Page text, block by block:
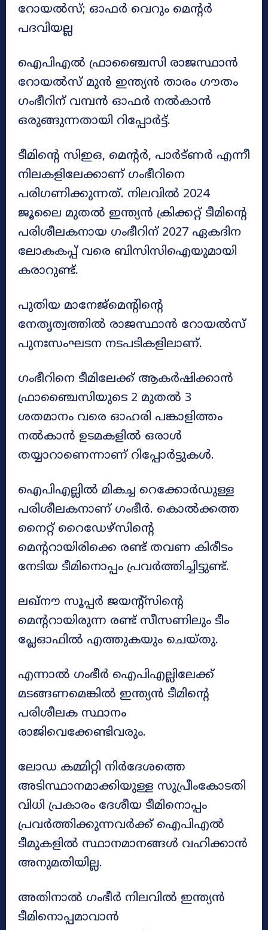
റോയൽസ്; ഓഫർ വെറും മെന്റർ
പദവിയല്ല
ഐപിഎൽ ഫ്രാഞ്ചൈസി രാജസ്ഥാൻ
റോയൽസ് മുൻ ഇന്ത്യൻ താരം ഗൗതം
ഗംഭീറിന് വമ്പൻ ഓഫർ നൽകാൻ
ഒരുങ്ങുന്നതായി റിപ്പോർട്ട്.
ടീമിന്റെ സിഇഒ, മെന്റർ, പാർട്ണർ എന്നീ
നിലകളിലേക്കാണ് ഗംഭീറിനെ
പരിഗണിക്കുന്നത്. നിലവിൽ 2024
ജൂലൈ മുതൽ ഇന്ത്യൻ ക്രിക്കറ്റ് ടീമിന്റെ
പരിശീലകനായ ഗംഭീറിന് 2027 ഏകദിന
ലോകകപ്പ് വരെ ബിസിസിഐയുമായി
കരാറുണ്ട്.
പുതിയ മാനേജ്മെന്റിന്റെ
നേതൃത്വത്തിൽ രാജസ്ഥാൻ റോയൽസ്
പുനഃസംഘടന നടപടികളിലാണ്.
ഗംഭീറിനെ ടീമിലേക്ക് ആകർഷിക്കാൻ
ഫ്രാഞ്ചൈസിയുടെ 2 മുതൽ 3
ശതമാനം വരെ ഓഹരി പങ്കാളിത്തം
നൽകാൻ ഉടമകളിൽ ഒരാൾ
തയ്യാറാണെന്നാണ് റിപ്പോർട്ടുകൾ.
ഐപിഎല്ലിൽ മികച്ച റെക്കോർഡുള്ള
പരിശീലകനാണ് ഗംഭീർ. കൊൽക്കത്ത
നൈറ്റ് റൈഡേഴ്സിന്റെ
മെന്ററായിരിക്കെ രണ്ട് തവണ കിരീടം
നേടിയ ടീമിനൊപ്പം പ്രവർത്തിച്ചിട്ടുണ്ട്.
ലഖ്നൗ സൂപ്പർ ജയന്റ്സിന്റെ
മെന്ററായിരുന്ന രണ്ട് സീസണിലും ടീം
പ്ലേഓഫിൽ എത്തുകയും ചെയ്തു.
എന്നാൽ ഗംഭീർ ഐപിഎല്ലിലേക്ക്
മടങ്ങണമെങ്കിൽ ഇന്ത്യൻ ടീമിന്റെ
പരിശീലക സ്ഥാനം
രാജിവെക്കേണ്ടിവരും.
ലോഡ കമ്മിറ്റി നിർദേശത്തെ
അടിസ്ഥാനമാക്കിയുള്ള സുപ്രീംകോടതി
വിധി പ്രകാരം ദേശീയ ടീമിനൊപ്പം
പ്രവർത്തിക്കുന്നവർക്ക് ഐപിഎൽ
ടീമുകളിൽ സ്ഥാനമാനങ്ങൾ വഹിക്കാൻ
അനുമതിയില്ല.
അതിനാൽ ഗംഭീർ നിലവിൽ ഇന്ത്യൻ
ടീമിനൊപ്പമാവാൻ